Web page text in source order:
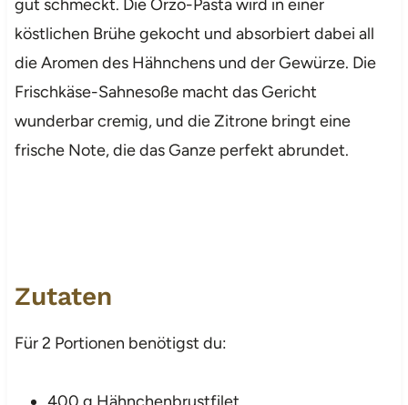
gut schmeckt. Die Orzo-Pasta wird in einer
köstlichen Brühe gekocht und absorbiert dabei all
die Aromen des Hähnchens und der Gewürze. Die
Frischkäse-Sahnesoße macht das Gericht
wunderbar cremig, und die Zitrone bringt eine
frische Note, die das Ganze perfekt abrundet.
Zutaten
Für 2 Portionen benötigst du:
400 g Hähnchenbrustfilet